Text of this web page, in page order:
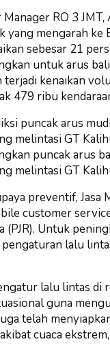
RO 3
yang mengarah
sebesar 21
untuk arus
terjadi kenaikan
479 ribu
puncak arus
melintasi GT
puncak arus
melintasi GT
preventif,
customer
(PJR). Untuk
lalu
lalu lintas di
guna
telah
cuaca